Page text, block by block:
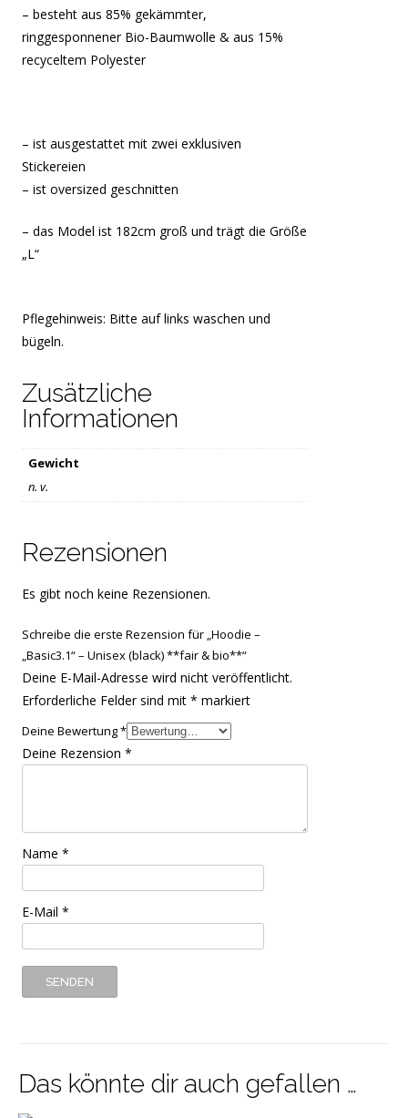
– besteht aus 85% gekämmter,
ringgesponnener Bio-Baumwolle & aus 15%
recyceltem Polyester
– ist ausgestattet mit zwei exklusiven
Stickereien
– ist oversized geschnitten
– das Model ist 182cm groß und trägt die Größe
„L“
Pflegehinweis: Bitte auf links waschen und
bügeln.
Zusätzliche
Informationen
Gewicht
n. v.
Rezensionen
Es gibt noch keine Rezensionen.
Schreibe die erste Rezension für „Hoodie –
„Basic3.1“ – Unisex (black) **fair & bio**“
Deine E-Mail-Adresse wird nicht veröffentlicht.
Erforderliche Felder sind mit* markiert
Deine Bewertung*
Deine Rezension*
Name*
E-Mail*
Das könnte dir auch gefallen …